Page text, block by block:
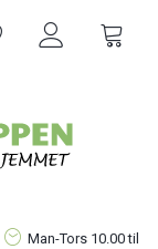
Man-Tors 10.00 til